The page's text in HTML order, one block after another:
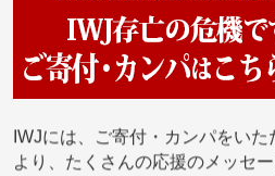
■■■■■■
IWJには、ご寄付・カンパをいた
います。感謝を込めて、その一部
紹介いたします。